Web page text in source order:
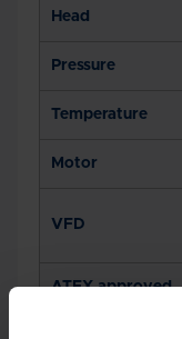
Head
Pressure
Temperature
Motor
VFD
ATEX approved